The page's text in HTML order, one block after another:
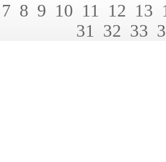
7 8 9 10 11 12 13
31
32 33